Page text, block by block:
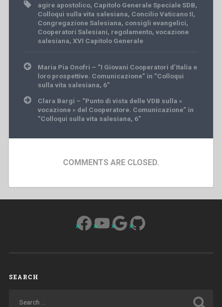
agire apostolico, Capitolo Generale Speciale SDB,
Colloqui sulla vita salesiana, Concilio Vaticano II,
Congregazione Salesiana, consigli evangelici,
Cooperatori Salesiani, regolamento, vocazione
salesiana, XVI Capitolo Generale
Post
navigation
Maria Pia Onofri – “I Giovani Cooperatori d’Italia e
loro prospettive. Comunicazione” in “Colloqui
sulla vita salesiana, 6”
Clara Bargi – “Punto di vista delle VDB sulla «
vocazione » del Cooperatore. Comunicazione” in
“Colloqui sulla vita salesiana, 6”
COMMENTS ARE CLOSED.
Facebook
YouTube
Google
GitHub
SEARCH